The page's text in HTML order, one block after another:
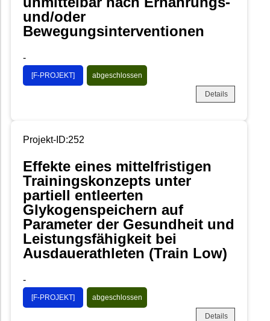
und/oder
Bewegungsinterventionen
-
[F-PROJEKT] abgeschlossen
Details
Projekt-ID:252
Effekte eines mittelfristigen
Trainingskonzepts unter
partiell entleerten
Glykogenspeichern auf
Parameter der Gesundheit und
Leistungsfähigkeit bei
Ausdauerathleten (Train Low)
-
[F-PROJEKT] abgeschlossen
Details